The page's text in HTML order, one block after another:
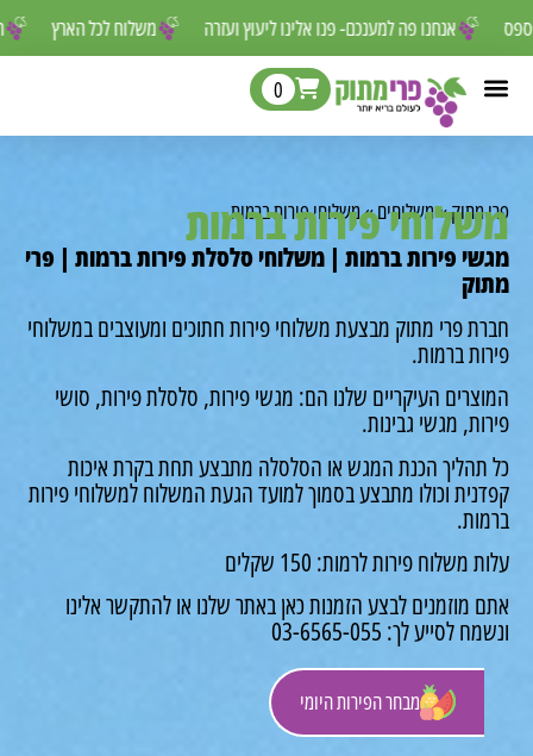
משלוח לכל הארץ אנחנו פה למענכם- פנו אלינו ליעוץ ועזרה לפספס
מבחר הפירות היומי
0
»משלוחים»משלוחי פירות ברמות
פירות ברמות
פירות ברמות | משלוחי סלסלת פירות ברמות | פרי
פרי מתוק מבצעת משלוחי פירות חתוכים ומעוצבים במשלוחי
ברמות.
העיקריים שלנו הם: מגשי פירות, סלסלת פירות, סושי
מגשי גבינות.
הכנת המגש או הסלסלה מתבצע תחת בקרת איכות
וכולו מתבצע בסמוך למועד הגעת המשלוח למשלוחי פירות
פירות לרמות: 150 שקלים
מוזמנים לבצע הזמנות כאן באתר שלנו או להתקשר אלינו
לך: 03-6565-055